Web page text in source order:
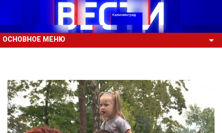
ОСНОВНОЕ МЕНЮ